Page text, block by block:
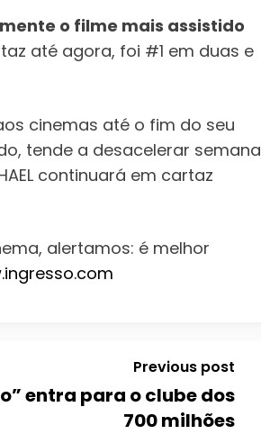
o filme mais assistido
até agora, foi #1 em duas e
cinemas até o fim do seu
tende a desacelerar semana
continuará em cartaz
alertamos: é melhor
Previous post
entra para o clube dos
700 milhões